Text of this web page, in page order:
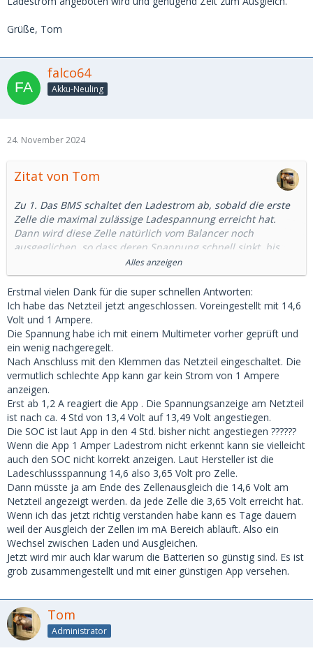
Grüße, Tom
falco64
Akku-Neuling
24. November 2024
Zitat von Tom
Zu 1. Das BMS schaltet den Ladestrom ab, sobald die erste
Zelle die maximal zulässige Ladespannung erreicht hat.
Dann wird diese Zelle natürlich vom Balancer noch
ausgeglichen, so dass deren Spannung schnell sinkt, bis
dann das BMS die Ladung wieder zulässt und die Spannung
der Zelle wieder steigt. Dann schaltet das BMS wieder ab
und dieser Zyklus wiederholt sich dann noch viele Male. Auf
diese Weise sollte nach einigen Tagen ein recht guter
Zellenausgleich bei 100% Ladezustand möglich werden.
Zu 2. Das BMS schwingt, es taugt nichts, oder hat ne Macke.
Zu 3. Geht auch, aber nicht so gut, wie einzeln am 1A-
Netzteil, weil man den Ladestrom bei mehreren parallel
geschalteten Batterien nicht mehr steuern kann. Hier fließt
dann durch das wechselseitige Ein- und Ausschalten der
BMS abwechselnd Entladestrom aus Batterie A mit der
höheren Spannung als Ladestrom in Batterie B mit
niedrigerer Spannung. Sollte aber über die Zeit auch
funktionieren. Wichtig ist, dass immer Ladestrom angeboten
wird und genügend Zeit zum Ausgleich.
Grüße, Tom
Alles anzeigen
Erstmal vielen Dank für die super schnellen Antworten:
Ich habe das Netzteil jetzt angeschlossen. Voreingestellt mit 14,6
Volt und 1 Ampere.
Die Spannung habe ich mit einem Multimeter vorher geprüft und
ein wenig nachgeregelt.
Nach Anschluss mit den Klemmen das Netzteil eingeschaltet. Die
vermutlich schlechte App kann gar kein Strom von 1 Ampere
anzeigen.
Erst ab 1,2 A reagiert die App . Die Spannungsanzeige am Netzteil
ist nach ca. 4 Std von 13,4 Volt auf 13,49 Volt angestiegen.
Die SOC ist laut App in den 4 Std. bisher nicht angestiegen ??????
Wenn die App 1 Amper Ladestrom nicht erkennt kann sie vielleicht
auch den SOC nicht korrekt anzeigen. Laut Hersteller ist die
Ladeschlussspannung 14,6 also 3,65 Volt pro Zelle.
Dann müsste ja am Ende des Zellenausgleich die 14,6 Volt am
Netzteil angezeigt werden. da jede Zelle die 3,65 Volt erreicht hat.
Wenn ich das jetzt richtig verstanden habe kann es Tage dauern
weil der Ausgleich der Zellen im mA Bereich abläuft. Also ein
Wechsel zwischen Laden und Ausgleichen.
Jetzt wird mir auch klar warum die Batterien so günstig sind. Es ist
grob zusammengestellt und mit einer günstigen App versehen.
Tom
Administrator